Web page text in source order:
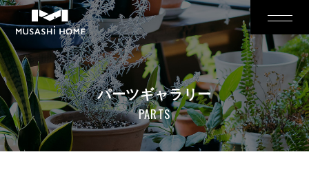
パーツギャラリー
PARTS